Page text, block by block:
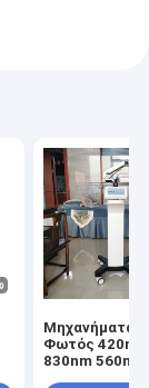
Μηχανήματα
Φωτός 420nm
830nm 560nm